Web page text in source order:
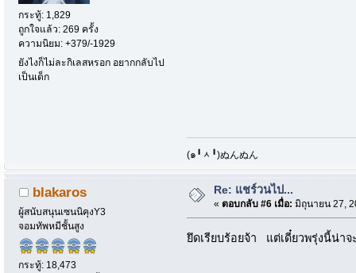
กระทู้: 1,829
ถูกใจแล้ว: 269 ครั้ง
ความนิยม: +379/-1929
ยังไงก็ไม่ละกิเลสหรอก อยากกลับไป
เป็นเด็ก
​(๑╹ᆺ╹)ぬんぬん
blakaros
ผู้สนับสนุนเซนนิคุงY3
จอมทัพหมีชั้นสูง
กระทู้: 18,473
Re: แชร์วนไป...
« ตอบกลับ #6 เมื่อ: มิถุนายน 27,
ยึดเรียบร้อยจ้า แต่เดี๋ยวพรุ่งนี้น่า